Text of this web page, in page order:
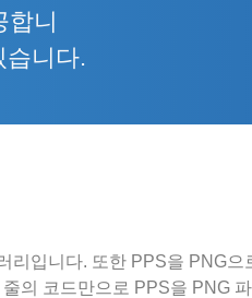
합니
니다.
리입니다. 또한 PPS을 PNG으
의 코드만으로 PPS을 PNG